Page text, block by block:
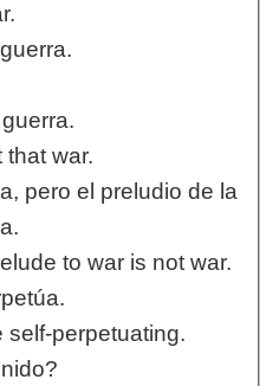
war.
pero el preludio de la
to war is not war.
perpetuating.